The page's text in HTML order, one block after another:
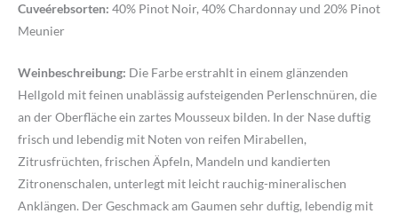
Cuveérebsorten: 40% Pinot Noir, 40% Chardonnay und 20% Pinot
Meunier
Weinbeschreibung: Die Farbe erstrahlt in einem glänzenden
Hellgold mit feinen unablässig aufsteigenden Perlenschnüren, die
an der Oberfläche ein zartes Mousseux bilden. In der Nase duftig
frisch und lebendig mit Noten von reifen Mirabellen,
Zitrusfrüchten, frischen Äpfeln, Mandeln und kandierten
Zitronenschalen, unterlegt mit leicht rauchig-mineralischen
Anklängen. Der Geschmack am Gaumen sehr duftig, lebendig mit